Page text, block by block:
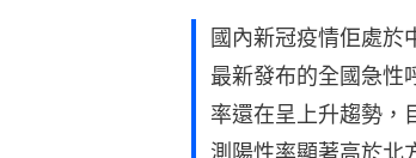
國內新冠疫情佢處於
最新發布的全國急性
率還在呈上升趨勢，
測陽性率顯著高於北